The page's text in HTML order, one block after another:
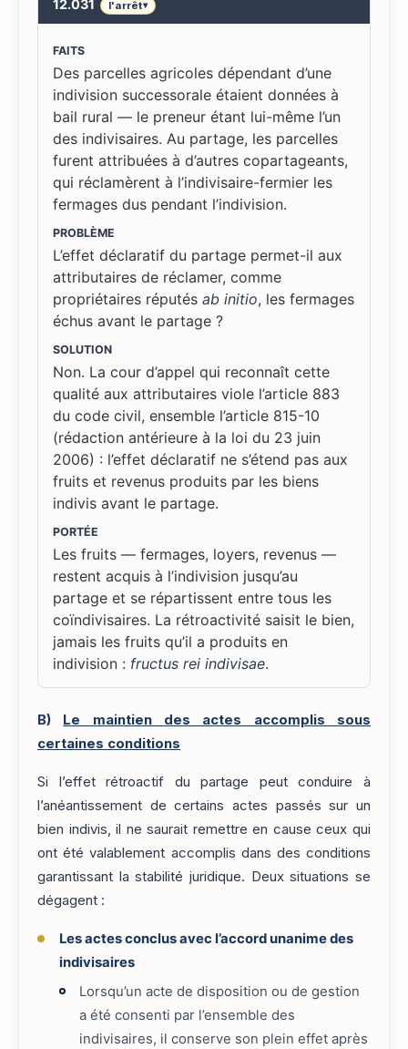
12.031 l'arrêt▾
FAITS
Des parcelles agricoles dépendant d’une
indivision successorale étaient données à
bail rural — le preneur étant lui-même l’un
des indivisaires. Au partage, les parcelles
furent attribuées à d’autres copartageants,
qui réclamèrent à l’indivisaire-fermier les
fermages dus pendant l’indivision.
PROBLÈME
L’effet déclaratif du partage permet-il aux
attributaires de réclamer, comme
propriétaires réputés ab initio, les fermages
échus avant le partage ?
SOLUTION
Non. La cour d’appel qui reconnaît cette
qualité aux attributaires viole l’article 883
du code civil, ensemble l’article 815-10
(rédaction antérieure à la loi du 23 juin
2006) : l’effet déclaratif ne s’étend pas aux
fruits et revenus produits par les biens
indivis avant le partage.
PORTÉE
Les fruits — fermages, loyers, revenus —
restent acquis à l’indivision jusqu’au
partage et se répartissent entre tous les
coïndivisaires. La rétroactivité saisit le bien,
jamais les fruits qu’il a produits en
indivision : fructus rei indivisae.
B) Le maintien des actes accomplis sous
certaines conditions
Si l’effet rétroactif du partage peut conduire à
l’anéantissement de certains actes passés sur un
bien indivis, il ne saurait remettre en cause ceux qui
ont été valablement accomplis dans des conditions
garantissant la stabilité juridique. Deux situations se
dégagent :
Les actes conclus avec l’accord unanime des
indivisaires
Lorsqu’un acte de disposition ou de gestion
a été consenti par l’ensemble des
indivisaires, il conserve son plein effet après